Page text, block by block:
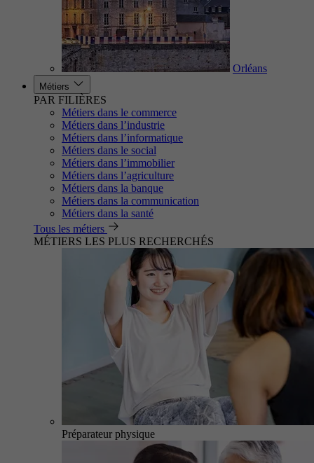
Orléans
Métiers
PAR FILIÈRES
Métiers dans le commerce
Métiers dans l’industrie
Métiers dans l’informatique
Métiers dans le social
Métiers dans l’immobilier
Métiers dans l’agriculture
Métiers dans la banque
Métiers dans la communication
Métiers dans la santé
Tous les métiers
MÉTIERS LES PLUS RECHERCHÉS
Préparateur physique